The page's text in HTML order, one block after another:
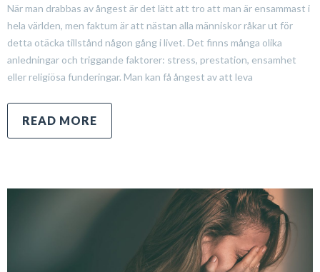
När man drabbas av ångest är det lätt att tro att man är ensammast i
hela världen, men faktum är att nästan alla människor råkar ut för
detta otäcka tillstånd någon gång i livet. Det finns många olika
anledningar och triggande faktorer: stress, prestation, ensamhet
eller religiösa funderingar. Man kan få ångest av att leva
READ MORE